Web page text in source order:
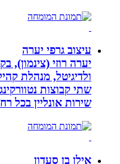
עיצוב גרפי יערה
יערה רוזי (צינמון),
ולדיגיטל, מנהלת קהילת
שתי קבוצות נטוורקינג
שירות אונליין בכל רחבי
אילן בן סעדון